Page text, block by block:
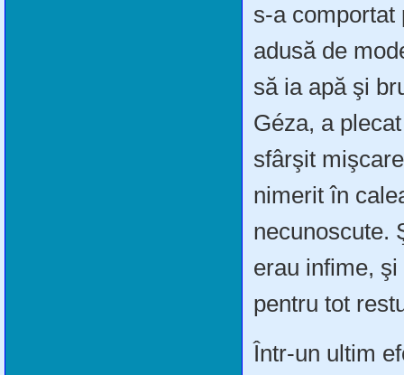
s-a comportat
adusă de
să ia apă şi
Géza, a
sfârşit
nimerit în
necunoscute.
erau infime,
pentru tot
Într-un ultim